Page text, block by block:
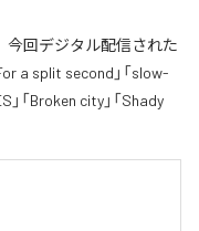
今回デジタル配信された
a split second」「slow-
」「Broken city」「Shady